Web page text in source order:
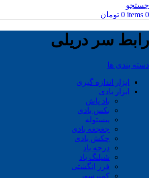
جستجو
0
items
0 تومان
رابط سر دریلی
دسته بندی ها
ابزار اندازه گیری
ابزار بادی
باد پاش
بکس بادی
پیستوله
جغجغه بادی
چکش بادی
درجه باد
شیلنگ باد
فرز انگشتی
کمپرسور